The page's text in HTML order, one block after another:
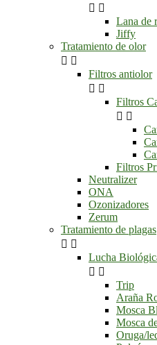
 
Lana de
Jiffy
Tratamiento de olor
 
Filtros antiolor
 
Filtros
 
Filtros
Neutralizer
ONA
Ozonizadores
Zerum
Tratamiento de plagas
 
Lucha
 
Trip
Araña
Mosca
Mosca
Oruga/